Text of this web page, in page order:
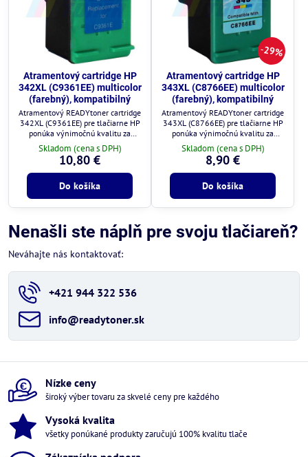
Atramentový cartridge HP
342XL (C9361EE) multicolor
(farebný), kompatibilný
Atramentový READYtoner cartridge
342XL (C9361EE) pre tlačiarne HP
ponúka výnimočnú kvalitu za
zlomok ceny.
Skladom (cena s DPH)
10,80 €
Do košíka
29%
Atramentový cartridge HP
343XL (C8766EE) multicolor
(farebný), kompatibilný
Atramentový READYtoner cartridge
343XL (C8766EE) pre tlačiarne HP
ponúka výnimočnú kvalitu za
zlomok ceny.
Skladom (cena s DPH)
8,90 €
Do košíka
Nenašli ste náplň pre svoju tlačiareň?
Neváhajte nás kontaktovať:
+421 944 322 536
info​@readytoner​.sk
Nízke ceny
široký výber tovaru za skvelé ceny pre každého
Vysoká kvalita
všetky ponúkané produkty zaručujú 100% kvalitu tlače